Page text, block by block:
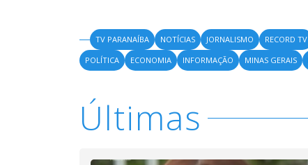
TV PARANAÍBA NOTÍCIAS JORNALISMO RECORD TV
POLÍTICA
ECONOMIA INFORMAÇÃO MINAS GERAIS
Últimas